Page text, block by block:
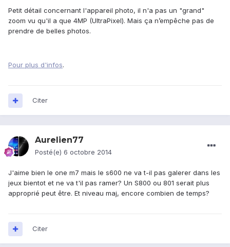
Petit détail concernant l'appareil photo, il n'a pas un "grand"
zoom vu qu'il a que 4MP (UltraPixel). Mais ça n’empêche pas de
prendre de belles photos.
Pour plus d'infos.
Citer
Aurelien77
Posté(e) 6 octobre 2014
J'aime bien le one m7 mais le s600 ne va t-il pas galerer dans les
jeux bientot et ne va t'il pas ramer? Un S800 ou 801 serait plus
approprié peut être. Et niveau maj, encore combien de temps?
Citer